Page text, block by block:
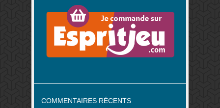
COMMENTAIRES RÉCENTS